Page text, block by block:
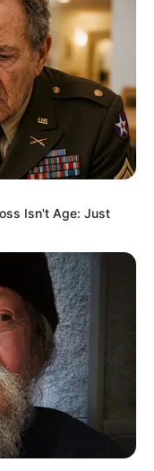
ТЦК:
та не
Isn't Age: Just